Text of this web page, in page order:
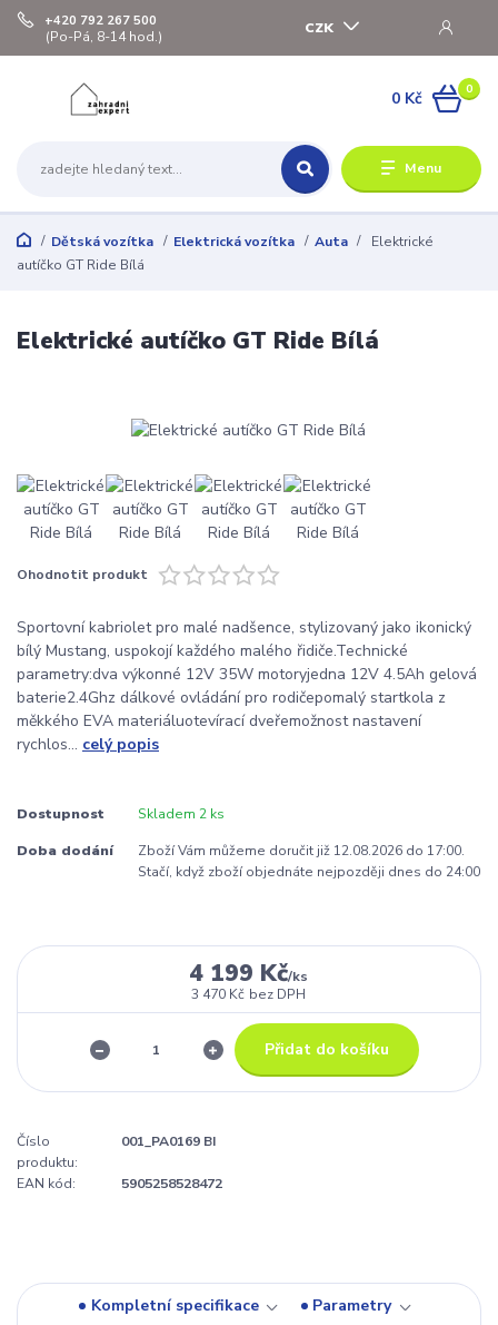
Menu
CZK
+420 792 267 500
(Po-Pá, 8-14 hod.)
0
0 Kč
Dětská vozítka Elektrická vozítka Auta
Elektrické
autíčko GT Ride Bílá
Elektrické autíčko GT Ride Bílá
Ohodnotit produkt
Sportovní kabriolet pro malé nadšence, stylizovaný jako ikonický
bílý Mustang, uspokojí každého malého řidiče.Technické
parametry:dva výkonné 12V 35W motoryjedna 12V 4.5Ah gelová
baterie2.4Ghz dálkové ovládání pro rodičepomalý startkola z
měkkého EVA materiáluotevírací dveřemožnost nastavení
rychlos... celý popis
Dostupnost Skladem 2 ks
Doba dodání
Zboží Vám můžeme doručit již 12.08.2026 do 17:00.
Stačí, když zboží objednáte nejpozději dnes do 24:00
4 199 Kč/ks
3 470 Kč bez DPH
Přidat do košíku
Číslo
produktu:
001_PA0169 BI
EAN kód: 5905258528472
Kompletní specifikace
Parametry